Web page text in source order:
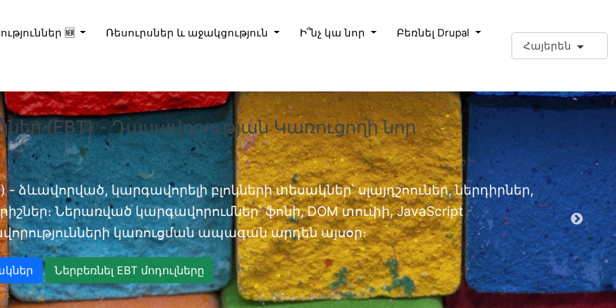
🆕 Ռեսուրսներ և աջակցություն Ի՞նչ կա նոր Բեռնել Drupal
Հայերեն
(EBT) - Դասավորության Կառուցողի նոր
- ձևավորված, կարգավորելի բլոկների տեսակներ՝ սլայդշոուներ, ներդիրներ,
Ներառված կարգավորումներ՝ ֆոնի, DOM տուփի, JavaScript
կառուցման ապագան արդեն այսօր։
Ներբեռնել EBT մոդուլները
EPT